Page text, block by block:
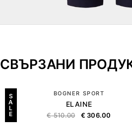
СВЪРЗАНИ
S
A
L
E
BOGNER SPORT
ELAINE
€510.00 € 306.00